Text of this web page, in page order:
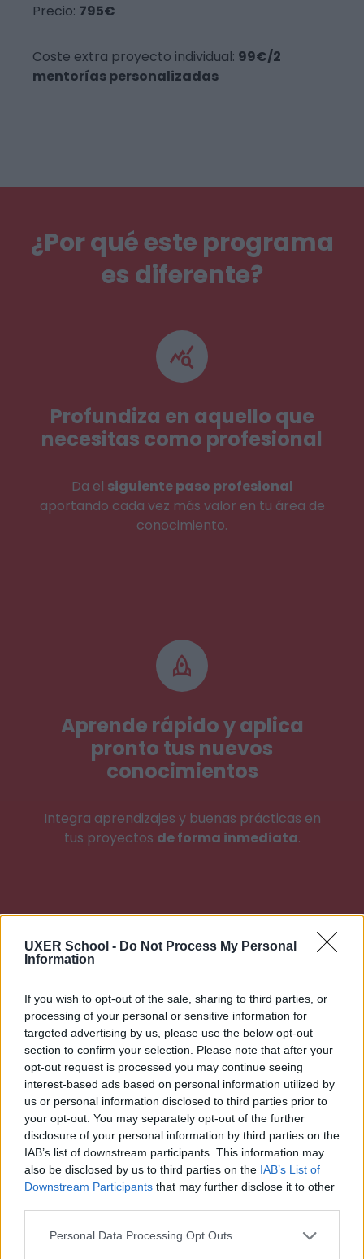
UXER School - Do Not Process My Personal
Information
If you wish to opt-out of the sale, sharing to third parties, or
processing of your personal or sensitive information for
targeted advertising by us, please use the below opt-out
section to confirm your selection. Please note that after your
opt-out request is processed you may continue seeing
interest-based ads based on personal information utilized by
us or personal information disclosed to third parties prior to
your opt-out. You may separately opt-out of the further
disclosure of your personal information by third parties on the
IAB’s list of downstream participants. This information may
also be disclosed by us to third parties on the IAB’s List of
Downstream Participants that may further disclose it to other
Personal Data Processing Opt Outs
Precio: 795€
Coste extra proyecto individual: 99€/2
mentorías personalizadas
¿Por qué este programa
es diferente?
Profundiza en aquello que
necesitas como profesional
Da el siguiente paso profesional
aportando cada vez más valor en tu área de
conocimiento.
Aprende rápido y aplica
pronto tus nuevos
conocimientos
Integra aprendizajes y buenas prácticas en
tus proyectos de forma inmediata.
Incorpora nuevas
habilidades a través de la
práctica
Utilizaremos la metodologíalearning by
doingpara que consolides el aprendizaje.